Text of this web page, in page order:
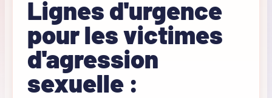
Lignes d'urgence
pour les victimes
d'agression
sexuelle :